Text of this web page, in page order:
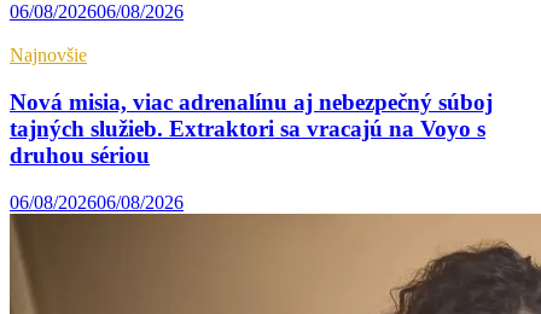
06/08/202606/08/2026
Najnovšie
Nová misia, viac adrenalínu aj nebezpečný súboj
tajných služieb. Extraktori sa vracajú na Voyo s
druhou sériou
06/08/202606/08/2026